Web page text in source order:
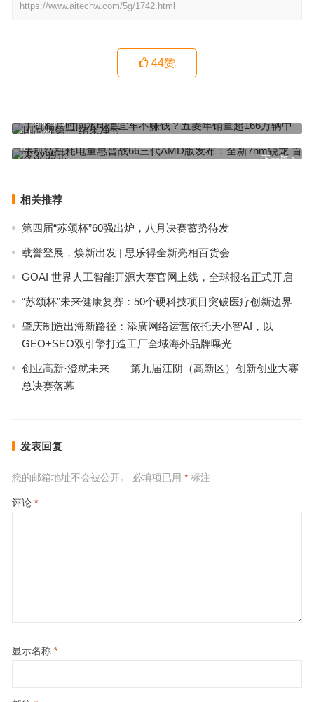
https://www.aitechw.com/5g/1742.html
44赞
上一篇
一 结果净亏
下一篇
手机待机耗电量惠普战66三代AMD版发布：全新7nm锐龙 首发3299
元
相关推荐
第四届“苏颂杯”60强出炉，八月决赛蓄势待发
载誉登展，焕新出发 | 思乐得全新亮相百货会
GOAI 世界人工智能开源大赛官网上线，全球报名正式开启
“苏颂杯”未来健康复赛：50个硬科技项目突破医疗创新边界
肇庆制造出海新路径：添廣网络运营依托天小智AI，以
GEO+SEO双引擎打造工厂全域海外品牌曝光
创业高新·澄就未来——第九届江阴（高新区）创新创业大赛
总决赛落幕
发表回复
您的邮箱地址不会被公开。 必填项已用 *标注
评论 *
显示名称 *